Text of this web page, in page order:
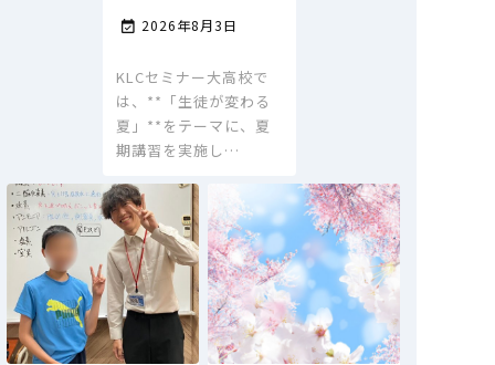
 2026年8月3日
KLCセミナー大高校で
は、**「生徒が変わる
夏」**をテーマに、夏
期講習を実施し…